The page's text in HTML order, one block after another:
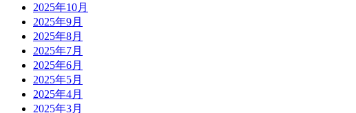
2025年10月
2025年9月
2025年8月
2025年7月
2025年6月
2025年5月
2025年4月
2025年3月